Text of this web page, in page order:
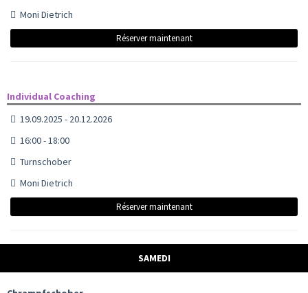
Moni Dietrich
Réserver maintenant
Individual Coaching
19.09.2025 - 20.12.2026
16:00 - 18:00
Turnschober
Moni Dietrich
Réserver maintenant
SAMEDI